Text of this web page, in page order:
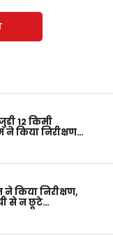
12 किमी
ने किया निरीक्षण…
किया निरीक्षण,
से न छूटे…